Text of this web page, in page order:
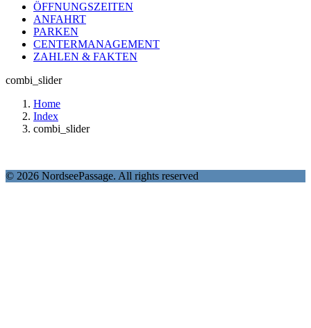
ÖFFNUNGSZEITEN
ANFAHRT
PARKEN
CENTERMANAGEMENT
ZAHLEN & FAKTEN
combi_slider
Home
Index
combi_slider
© 2026 NordseePassage. All rights reserved